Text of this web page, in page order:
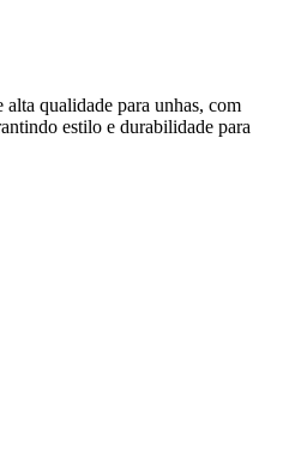
qualidade para unhas, com
estilo e durabilidade para